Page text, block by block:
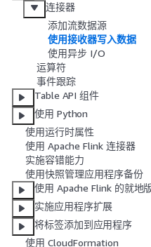
连接器
添加流数据源
使用接收器写入数据
使用异步 I/O
运算符
事件跟踪
Table API 组件
使用 Python
使用运行时属性
使用 Apache Flink 连接器
实施容错能力
使用快照管理应用程序备份
使用 Apache Flink 的就地
实施应用程序扩展
将标签添加到应用程序
使用 CloudFormation